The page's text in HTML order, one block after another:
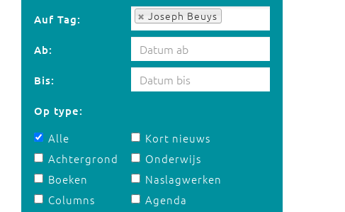
Auf Tag: Joseph Beuys
Auf Tag:
Ab:
Bis:
Op type:
Alle
Achtergrond
Boeken
Columns
Kort nieuws
Onderwijs
Naslagwerken
Agenda